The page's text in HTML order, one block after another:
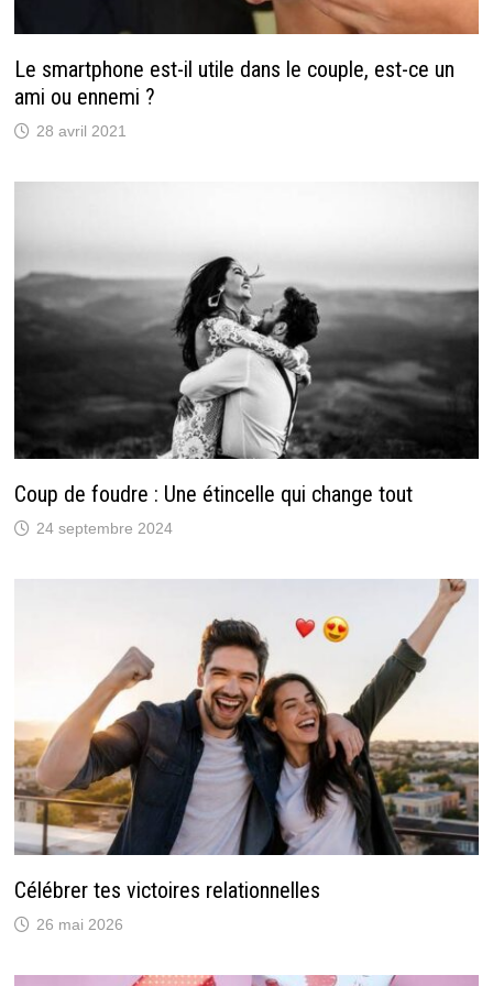
Le smartphone est-il utile dans le couple, est-ce un
ami ou ennemi ?
28 avril 2021
Coup de foudre : Une étincelle qui change tout
24 septembre 2024
Célébrer tes victoires relationnelles
26 mai 2026